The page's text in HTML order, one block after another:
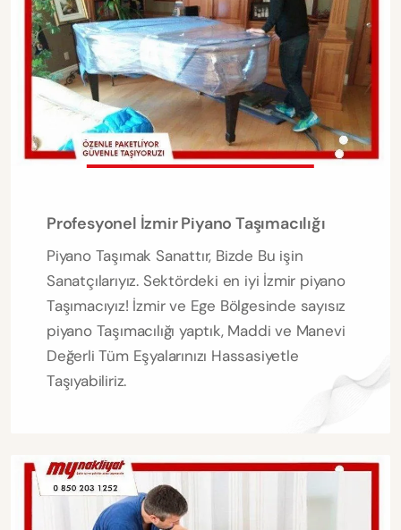
Profesyonel İzmir Piyano Taşımacılığı
Piyano Taşımak Sanattır, Bizde Bu işin
Sanatçılarıyız. Sektördeki en iyi İzmir piyano
Taşımacıyız! İzmir ve Ege Bölgesinde sayısız
piyano Taşımacılığı yaptık, Maddi ve Manevi
Değerli Tüm Eşyalarınızı Hassasiyetle
Taşıyabiliriz.